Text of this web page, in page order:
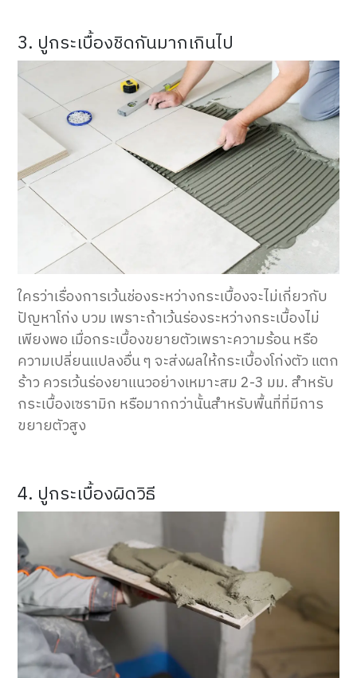
3. ปูกระเบื้องชิดกันมากเกินไป
ใครว่าเรื่องการเว้นช่องระหว่างกระเบื้องจะไม่เกี่ยวกับ
ปัญหาโก่ง บวม เพราะถ้าเว้นร่องระหว่างกระเบื้องไม่
เพียงพอ เมื่อกระเบื้องขยายตัวเพราะความร้อน หรือ
ความเปลี่ยนแปลงอื่น ๆ จะส่งผลให้กระเบื้องโก่งตัว แตก
ร้าว ควรเว้นร่องยาแนวอย่างเหมาะสม 2-3 มม. สำหรับ
กระเบื้องเซรามิก หรือมากกว่านั้นสำหรับพื้นที่ที่มีการ
ขยายตัวสูง
4. ปูกระเบื้องผิดวิธี